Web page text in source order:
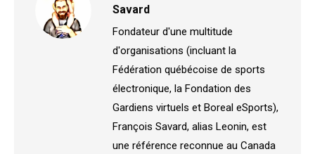
Savard
Fondateur d'une multitude
d'organisations (incluant la
Fédération québécoise de sports
électronique, la Fondation des
Gardiens virtuels et Boreal eSports),
François Savard, alias Leonin, est
une référence reconnue au Canada